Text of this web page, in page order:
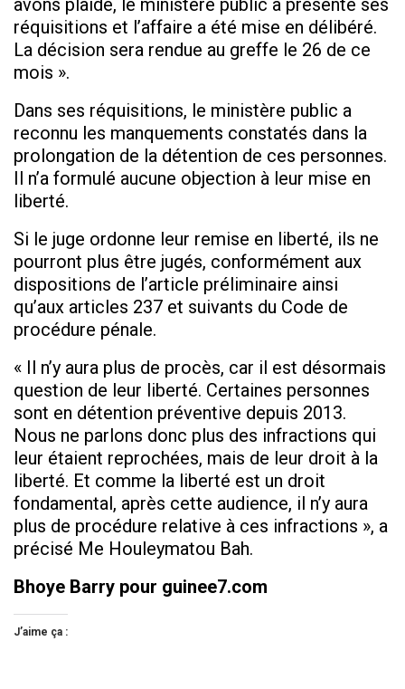
avons plaidé, le ministère public a présenté ses
réquisitions et l’affaire a été mise en délibéré.
La décision sera rendue au greffe le 26 de ce
mois ».
Dans ses réquisitions, le ministère public a
reconnu les manquements constatés dans la
prolongation de la détention de ces personnes.
Il n’a formulé aucune objection à leur mise en
liberté.
Si le juge ordonne leur remise en liberté, ils ne
pourront plus être jugés, conformément aux
dispositions de l’article préliminaire ainsi
qu’aux articles 237 et suivants du Code de
procédure pénale.
« Il n’y aura plus de procès, car il est désormais
question de leur liberté. Certaines personnes
sont en détention préventive depuis 2013.
Nous ne parlons donc plus des infractions qui
leur étaient reprochées, mais de leur droit à la
liberté. Et comme la liberté est un droit
fondamental, après cette audience, il n’y aura
plus de procédure relative à ces infractions », a
précisé Me Houleymatou Bah.
Bhoye Barry pour guinee7.com
J’aime ça :